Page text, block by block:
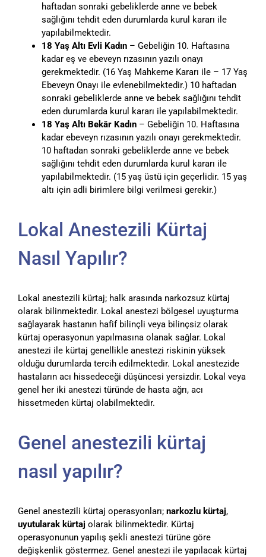
haftadan sonraki gebeliklerde anne ve bebek
sağlığını tehdit eden durumlarda kurul kararı ile
yapılabilmektedir.
18 Yaş Altı Evli Kadın – Gebeliğin 10. Haftasına
kadar eş ve ebeveyn rızasının yazılı onayı
gerekmektedir. (16 Yaş Mahkeme Kararı ile – 17 Yaş
Ebeveyn Onayı ile evlenebilmektedir.) 10 haftadan
sonraki gebeliklerde anne ve bebek sağlığını tehdit
eden durumlarda kurul kararı ile yapılabilmektedir.
18 Yaş Altı Bekâr Kadın – Gebeliğin 10. Haftasına
kadar ebeveyn rızasının yazılı onayı gerekmektedir.
10 haftadan sonraki gebeliklerde anne ve bebek
sağlığını tehdit eden durumlarda kurul kararı ile
yapılabilmektedir. (15 yaş üstü için geçerlidir. 15 yaş
altı için adli birimlere bilgi verilmesi gerekir.)
Lokal Anestezili Kürtaj
Nasıl Yapılır?
Lokal anestezili kürtaj; halk arasında narkozsuz kürtaj
olarak bilinmektedir. Lokal anestezi bölgesel uyuşturma
sağlayarak hastanın hafif bilinçli veya bilinçsiz olarak
kürtaj operasyonun yapılmasına olanak sağlar. Lokal
anestezi ile kürtaj genellikle anestezi riskinin yüksek
olduğu durumlarda tercih edilmektedir. Lokal anestezide
hastaların acı hissedeceği düşüncesi yersizdir. Lokal veya
genel her iki anestezi türünde de hasta ağrı, acı
hissetmeden kürtaj olabilmektedir.
Genel anestezili kürtaj
nasıl yapılır?
Genel anestezili kürtaj operasyonları; narkozlu kürtaj,
uyutularak kürtaj olarak bilinmektedir. Kürtaj
operasyonunun yapılış şekli anestezi türüne göre
değişkenlik göstermez. Genel anestezi ile yapılacak kürtaj